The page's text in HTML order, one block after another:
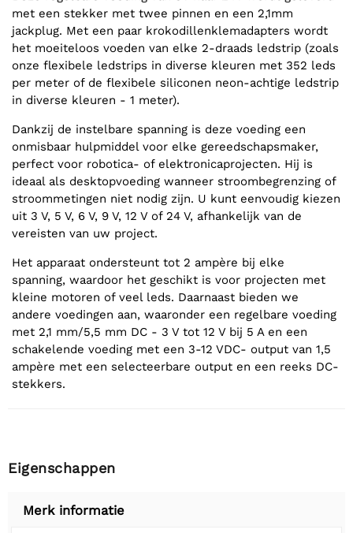
met een stekker met twee pinnen en een 2,1mm
jackplug. Met een paar krokodillenklemadapters wordt
het moeiteloos voeden van elke 2-draads ledstrip (zoals
onze flexibele ledstrips in diverse kleuren met 352 leds
per meter of de flexibele siliconen neon-achtige ledstrip
in diverse kleuren - 1 meter).
Dankzij de instelbare spanning is deze voeding een
onmisbaar hulpmiddel voor elke gereedschapsmaker,
perfect voor robotica- of elektronicaprojecten. Hij is
ideaal als desktopvoeding wanneer stroombegrenzing of
stroommetingen niet nodig zijn. U kunt eenvoudig kiezen
uit 3 V, 5 V, 6 V, 9 V, 12 V of 24 V, afhankelijk van de
vereisten van uw project.
Het apparaat ondersteunt tot 2 ampère bij elke
spanning, waardoor het geschikt is voor projecten met
kleine motoren of veel leds. Daarnaast bieden we
andere voedingen aan, waaronder een regelbare voeding
met 2,1 mm/5,5 mm DC - 3 V tot 12 V bij 5 A en een
schakelende voeding met een 3-12 VDC- output van 1,5
ampère met een selecteerbare output en een reeks DC-
stekkers.
Eigenschappen
Merk informatie